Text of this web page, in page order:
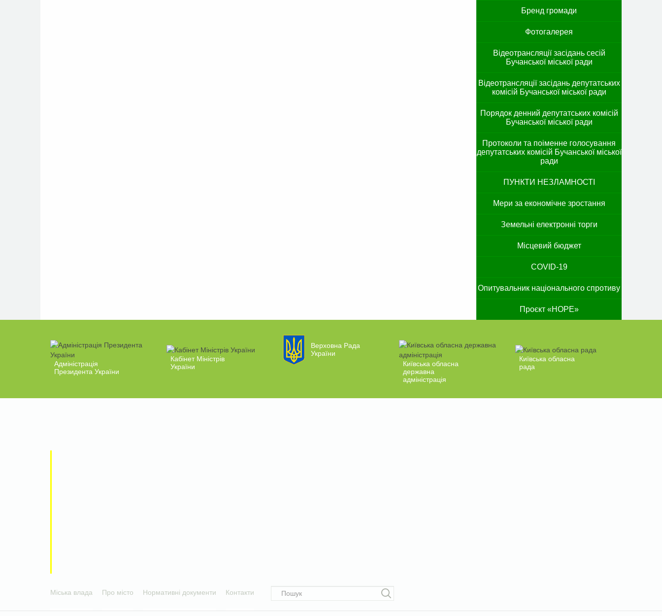
Бренд громади
Фотогалерея
Відеотрансляції засідань сесій
Бучанської міської ради
Відеотрансляції засідань депутатських
комісій Бучанської міської ради
Порядок денний депутатських комісій
Бучанської міської ради
Протоколи та поіменне голосування
депутатських комісій Бучанської міської
ради
ПУНКТИ НЕЗЛАМНОСТІ
Мери за економічне зростання
Земельні електронні торги
Місцевий бюджет
COVID-19
Опитувальник національного спротиву
Проєкт «HOPE»
Адміністрація
Президента України
Кабінет Міністрів
України
Верховна Рада
України
Київська обласна
державна
адміністрація
Київська обласна
рада
Міська влада Про місто Нормативні документи Контакти